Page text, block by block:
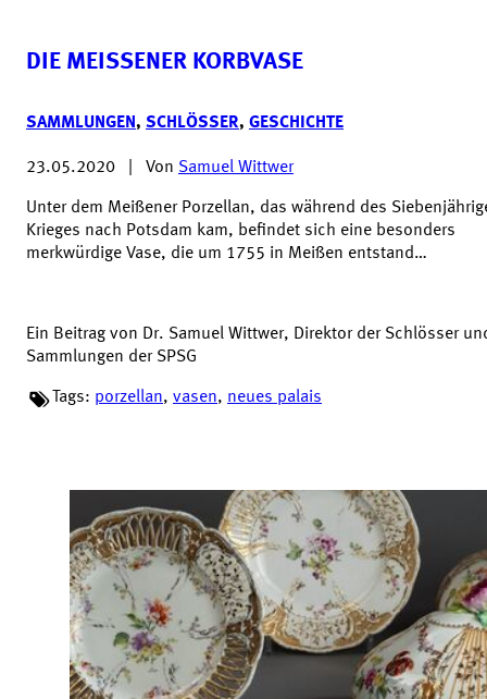
DIE MEISSENER KORBVASE
SAMMLUNGEN, SCHLÖSSER, GESCHICHTE
23.05.2020 Von Samuel Wittwer
Unter dem Meißener Porzellan, das während des
Krieges nach Potsdam kam, befindet sich eine besonders
merkwürdige Vase, die um 1755 in Meißen entstand…
Ein Beitrag von Dr. Samuel Wittwer, Direktor der Schlösser
Sammlungen der SPSG
Tags: porzellan, vasen, neues palais